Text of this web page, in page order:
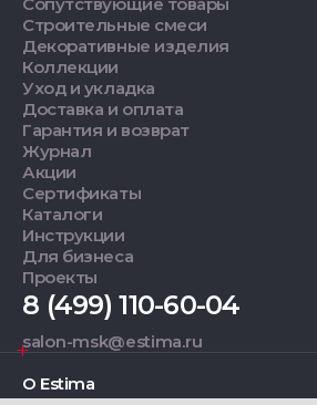
Строительные смеси
Декоративные изделия
Коллекции
Уход и укладка
Доставка и оплата
Гарантия и возврат
Журнал
Акции
Сертификаты
Каталоги
Инструкции
Для бизнеса
Проекты
8 (499) 110-60-04
salon-msk@estima.ru
О Estima